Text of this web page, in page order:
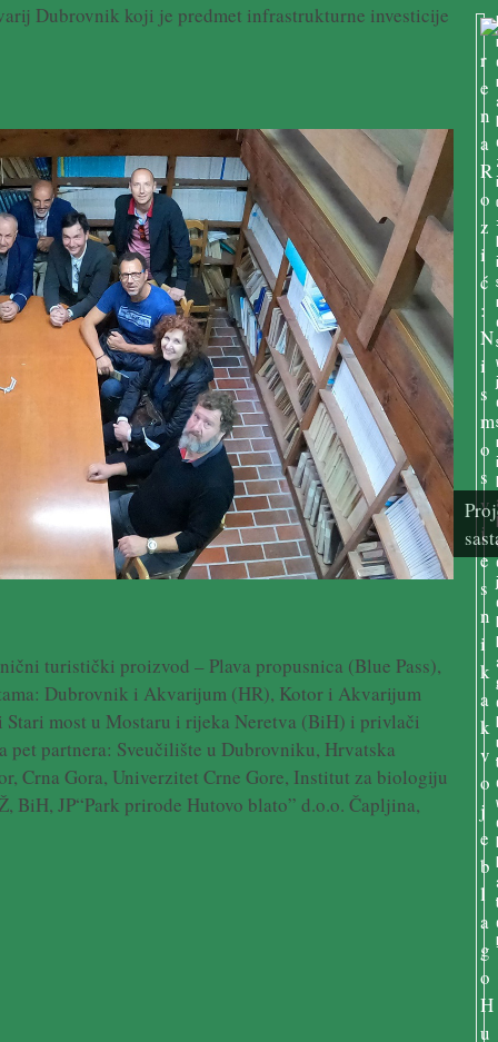
Dubrovnik koji je predmet infrastrukturne investicije
turistički proizvod – Plava propusnica (Blue Pass),
Dubrovnik i Akvarijum (HR), Kotor i Akvarijum
Stari most u Mostaru i rijeka Neretva (BiH) i privlači
partnera: Sveučilište u Dubrovniku, Hrvatska
Crna Gora, Univerzitet Crne Gore, Institut za biologiju
BiH, JP“Park prirode Hutovo blato” d.o.o. Čapljina,
I
i
:
i
j
i
j
l
t
l
t
!